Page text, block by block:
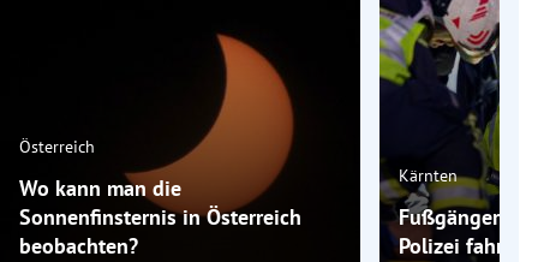
Österreich
Wo kann man die
Sonnenfinsternis in Österreich
beobachten?
Kärnten
Fußgänger in
Polizei